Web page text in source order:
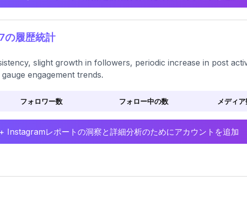
履歴統計
slight growth in followers, periodic increase in post
engagement trends.
フォロワー数 フォロー中の数 メディ
+ Instagramレポートの洞察と詳細分析のためにアカウントを追加